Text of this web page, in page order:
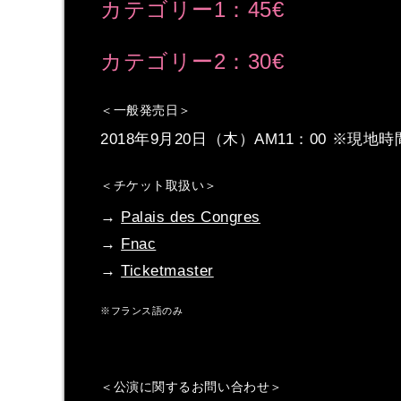
カテゴリー1：45€
カテゴリー2：30€
＜一般発売日＞
2018年9月20日（木）AM11：00 ※現地時
＜チケット取扱い＞
→ Palais des Congres
→ Fnac
→Ticketmaster
※フランス語のみ
＜公演に関するお問い合わせ＞